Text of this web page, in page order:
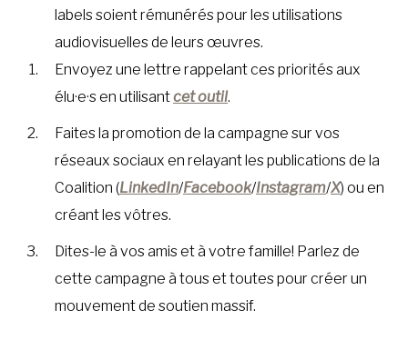
labels soient rémunérés pour les utilisations
audiovisuelles de leurs œuvres.
Envoyez une lettre rappelant ces priorités aux
élu·e·s en utilisantcet outil.
Faites la promotion de la campagne sur vos
réseaux sociaux en relayant les publications de la
Coalition (LinkedIn/Facebook/Instagram/X) ou en
créant les vôtres.
Dites-le à vos amis et à votre famille! Parlez de
cette campagne à tous et toutes pour créer un
mouvement de soutien massif.